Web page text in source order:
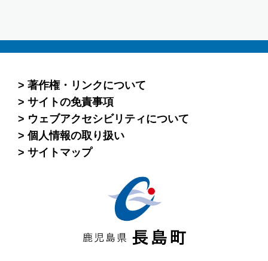
著作権・リンクについて
サイトの免責事項
ウェブアクセシビリティについて
個人情報の取り扱い
サイトマップ